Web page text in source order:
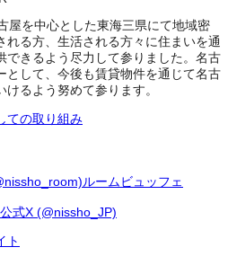
屋を中心とした東海三県にて地域密
れる方、生活される方々に住まいを通
できるよう尽力して参りました。名古
として、今後も賃貸物件を通じて名古
るよう努めて参ります。
ての取り組み
ルームビュッフェ
公式X (@nissho_JP)
ト